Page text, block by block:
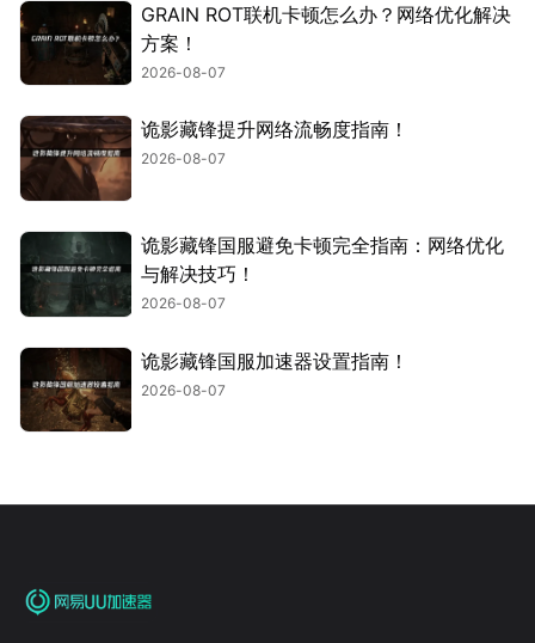
GRAIN ROT联机卡顿怎么办？网络优化解决
方案！
2026-08-07
诡影藏锋提升网络流畅度指南！
2026-08-07
诡影藏锋国服避免卡顿完全指南：网络优化
与解决技巧！
2026-08-07
诡影藏锋国服加速器设置指南！
2026-08-07